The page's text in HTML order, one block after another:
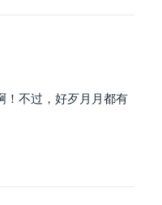
！不过，好歹月月都有